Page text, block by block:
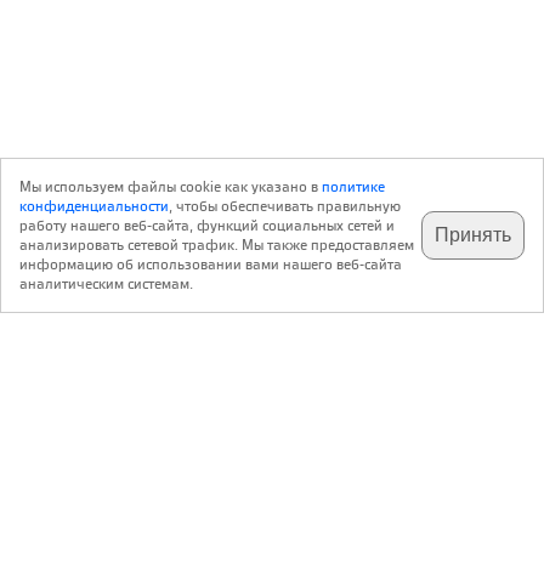
подпишитесь на наш
телеграм @archi_ru
✕
с 20 июля 1999 г.
Мы используем файлы cookie как указано вполитике
конфиденциальности, чтобы обеспечивать правильную
работу нашего веб-сайта, функций социальных сетей и
анализировать сетевой трафик. Мы также предоставляем
информацию об использовании вами нашего веб-сайта
аналитическим системам.
Принять